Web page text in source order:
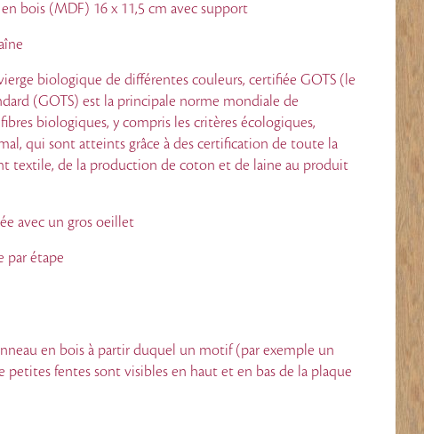
bois (MDF) 16 x 11,5 cm avec support
biologique de différentes couleurs, certifiée GOTS (le
(GOTS) est la principale norme mondiale de
biologiques, y compris les critères écologiques,
qui sont atteints grâce à des certification de toute la
textile, de la production de coton et de laine au produit
avec un gros oeillet
par étape
en bois à partir duquel un motif (par exemple un
petites fentes sont visibles en haut et en bas de la plaque